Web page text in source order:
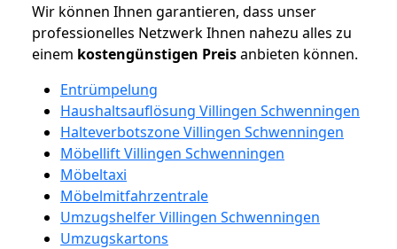
Wir können Ihnen garantieren, dass unser
professionelles Netzwerk Ihnen nahezu alles zu
einem kostengünstigen Preisanbieten können.
Entrümpelung
Haushaltsauflösung Villingen Schwenningen
Halteverbotszone Villingen Schwenningen
Möbellift Villingen Schwenningen
Möbeltaxi
Möbelmitfahrzentrale
Umzugshelfer Villingen Schwenningen
Umzugskartons